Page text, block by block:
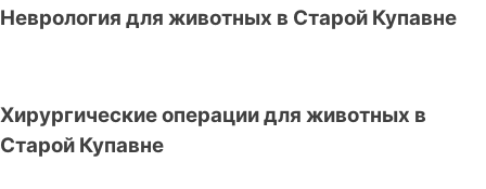
Неврология для животных в Старой Купавне
Хирургические операции для животных в
Старой Купавне